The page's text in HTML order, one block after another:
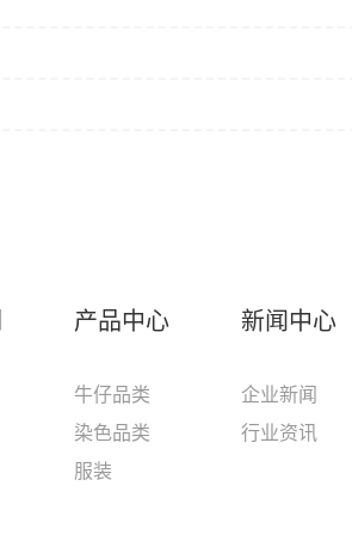
产品中心
牛仔品类
染色品类
服装
新闻中心
企业新闻
行业资讯